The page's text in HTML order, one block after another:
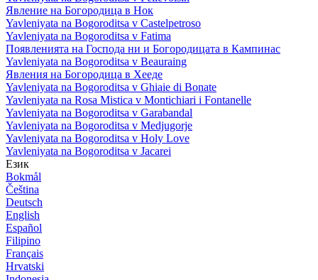
Явление на Богородица в Нок
Yavleniyata na Bogoroditsa v Castelpetroso
Yavleniyata na Bogoroditsa v Fatima
Появленията на Господа ни и Богородицата в Кампинас
Yavleniyata na Bogoroditsa v Beauraing
Явления на Богородица в Хееде
Yavleniyata na Bogoroditsa v Ghiaie di Bonate
Yavleniyata na Rosa Mistica v Montichiari i Fontanelle
Yavleniyata na Bogoroditsa v Garabandal
Yavleniyata na Bogoroditsa v Medjugorje
Yavleniyata na Bogoroditsa v Holy Love
Yavleniyata na Bogoroditsa v Jacarei
Език
Bokmål
Čeština
Deutsch
English
Español
Filipino
Français
Hrvatski